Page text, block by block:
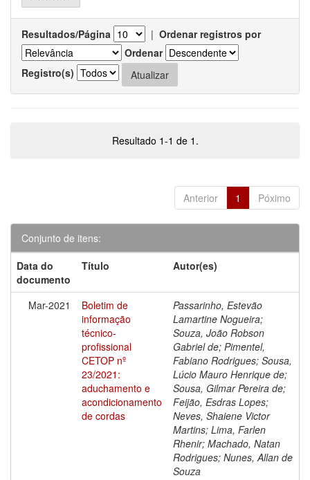
Resultados/Página | Ordenar registros por
Ordenar
Registro(s)
Resultado 1-1 de 1.
Anterior 1 Póximo
Conjunto de itens:
Data do
documento
Título Autor(es)
Mar-2021
Boletim de
informação
técnico-
profissional
CETOP nº
23/2021:
aduchamento e
acondicionamento
de cordas
Passarinho, Estevão
Lamartine Nogueira;
Souza, João Robson
Gabriel de; Pimentel,
Fabiano Rodrigues; Sousa,
Lúcio Mauro Henrique de;
Sousa, Gilmar Pereira de;
Feijão, Esdras Lopes;
Neves, Shaiene Victor
Martins; Lima, Farlen
Rhenir; Machado, Natan
Rodrigues; Nunes, Allan de
Souza